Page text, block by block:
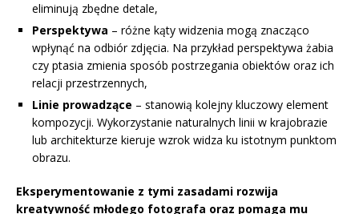
eliminują zbędne detale,
Perspektywa – różne kąty widzenia mogą znacząco
wpłynąć na odbiór zdjęcia. Na przykład perspektywa żabia
czy ptasia zmienia sposób postrzegania obiektów oraz ich
relacji przestrzennych,
Linie prowadzące – stanowią kolejny kluczowy element
kompozycji. Wykorzystanie naturalnych linii w krajobrazie
lub architekturze kieruje wzrok widza ku istotnym punktom
obrazu.
Eksperymentowanie z tymi zasadami rozwija
kreatywność młodego fotografa oraz pomaga mu